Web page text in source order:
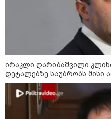
მკითხველის რჩევით
ირაკლი ღარიბაშვილი
დეტალებზე საუბრობს მისი